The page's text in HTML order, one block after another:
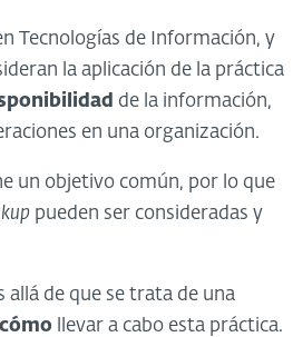
Tecnologías de Información, y
la aplicación de la práctica
de la información,
en una organización.
un objetivo común, por lo que
pueden ser consideradas y
de que se trata de una
cómo llevar a cabo esta práctica.